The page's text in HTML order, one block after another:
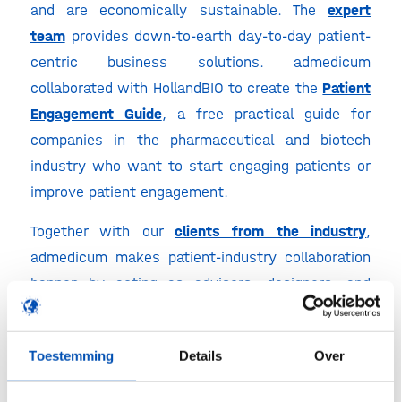
Toestemming Details Over
and are economically sustainable. Theexpert
teamprovides down-to-earth day-to-day patient-
centric business solutions. admedicum
collaborated with HollandBIO to create the Patient
Engagement Guide, a free practical guide for
companies in the pharmaceutical and biotech
industry who want to start engaging patients or
improve patient engagement.
Together with our clients from the industry,
admedicum makes patient-industry collaboration
happen by acting as advisors, designers, and
enablers to build trustworthy and effective
relationships between patients and the industry.
admedicum helps to merge benefit for patients
and value-for-money for the industry. Their staff